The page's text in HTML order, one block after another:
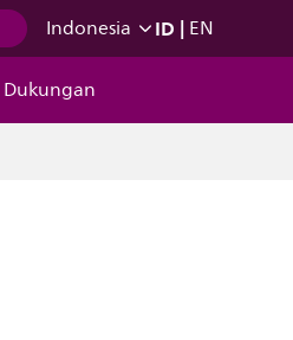
Indonesia ID | EN
Dukungan